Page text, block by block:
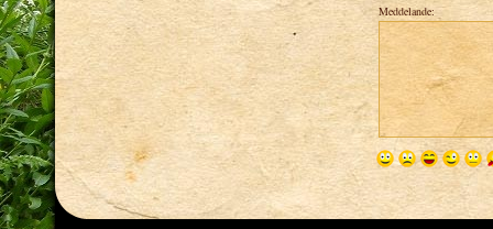
Meddelande: